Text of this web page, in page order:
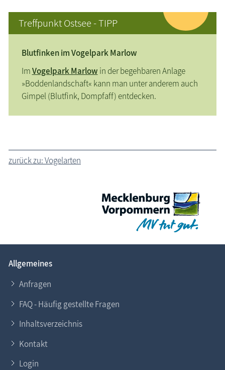
Treffpunkt Ostsee - TIPP
Blutfinken im Vogelpark Marlow
ImVogelpark Marlow in der begehbaren Anlage
»Boddenlandschaft« kann man unter anderem auch
Gimpel (Blutfink, Dompfaff) entdecken.
zurück zu: Vogelarten
Allgemeines
Anfragen
FAQ - Häufig gestellte Fragen
Inhaltsverzeichnis
Kontakt
Login